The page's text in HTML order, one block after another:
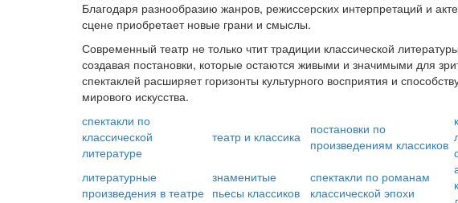
Благодаря разнообразию жанров, режиссерских интерпретаций и
сцене приобретает новые грани и смыслы.
Современный театр не только чтит традиции классической
создавая постановки, которые остаются живыми и значимыми для
спектаклей расширяет горизонты культурного восприятия и
мирового искусства.
спектакли по
классической
литературе
театр и классика
постановки по
произведениям классиков
литературные
произведения в театре
знаменитые
пьесы классиков
спектакли по романам
классической эпохи